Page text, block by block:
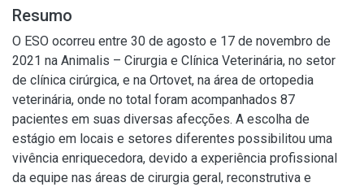
Resumo
O ESO ocorreu entre 30 de agosto e 17 de novembro de
2021 na Animalis – Cirurgia e Clínica Veterinária, no setor
de clínica cirúrgica, e na Ortovet, na área de ortopedia
veterinária, onde no total foram acompanhados 87
pacientes em suas diversas afecções. A escolha de
estágio em locais e setores diferentes possibilitou uma
vivência enriquecedora, devido a experiência profissional
da equipe nas áreas de cirurgia geral, reconstrutiva e